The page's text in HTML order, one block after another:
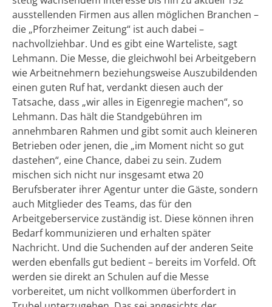
ausstellenden Firmen aus allen möglichen Branchen –
die „Pforzheimer Zeitung“ ist auch dabei –
nachvollziehbar. Und es gibt eine Warteliste, sagt
Lehmann. Die Messe, die gleichwohl bei Arbeitgebern
wie Arbeitnehmern beziehungsweise Auszubildenden
einen guten Ruf hat, verdankt diesen auch der
Tatsache, dass „wir alles in Eigenregie machen“, so
Lehmann. Das hält die Standgebühren im
annehmbaren Rahmen und gibt somit auch kleineren
Betrieben oder jenen, die „im Moment nicht so gut
dastehen“, eine Chance, dabei zu sein. Zudem
mischen sich nicht nur insgesamt etwa 20
Berufsberater ihrer Agentur unter die Gäste, sondern
auch Mitglieder des Teams, das für den
Arbeitgeberservice zuständig ist. Diese können ihren
Bedarf kommunizieren und erhalten später
Nachricht. Und die Suchenden auf der anderen Seite
werden ebenfalls gut bedient – bereits im Vorfeld. Oft
werden sie direkt an Schulen auf die Messe
vorbereitet, um nicht vollkommen überfordert in